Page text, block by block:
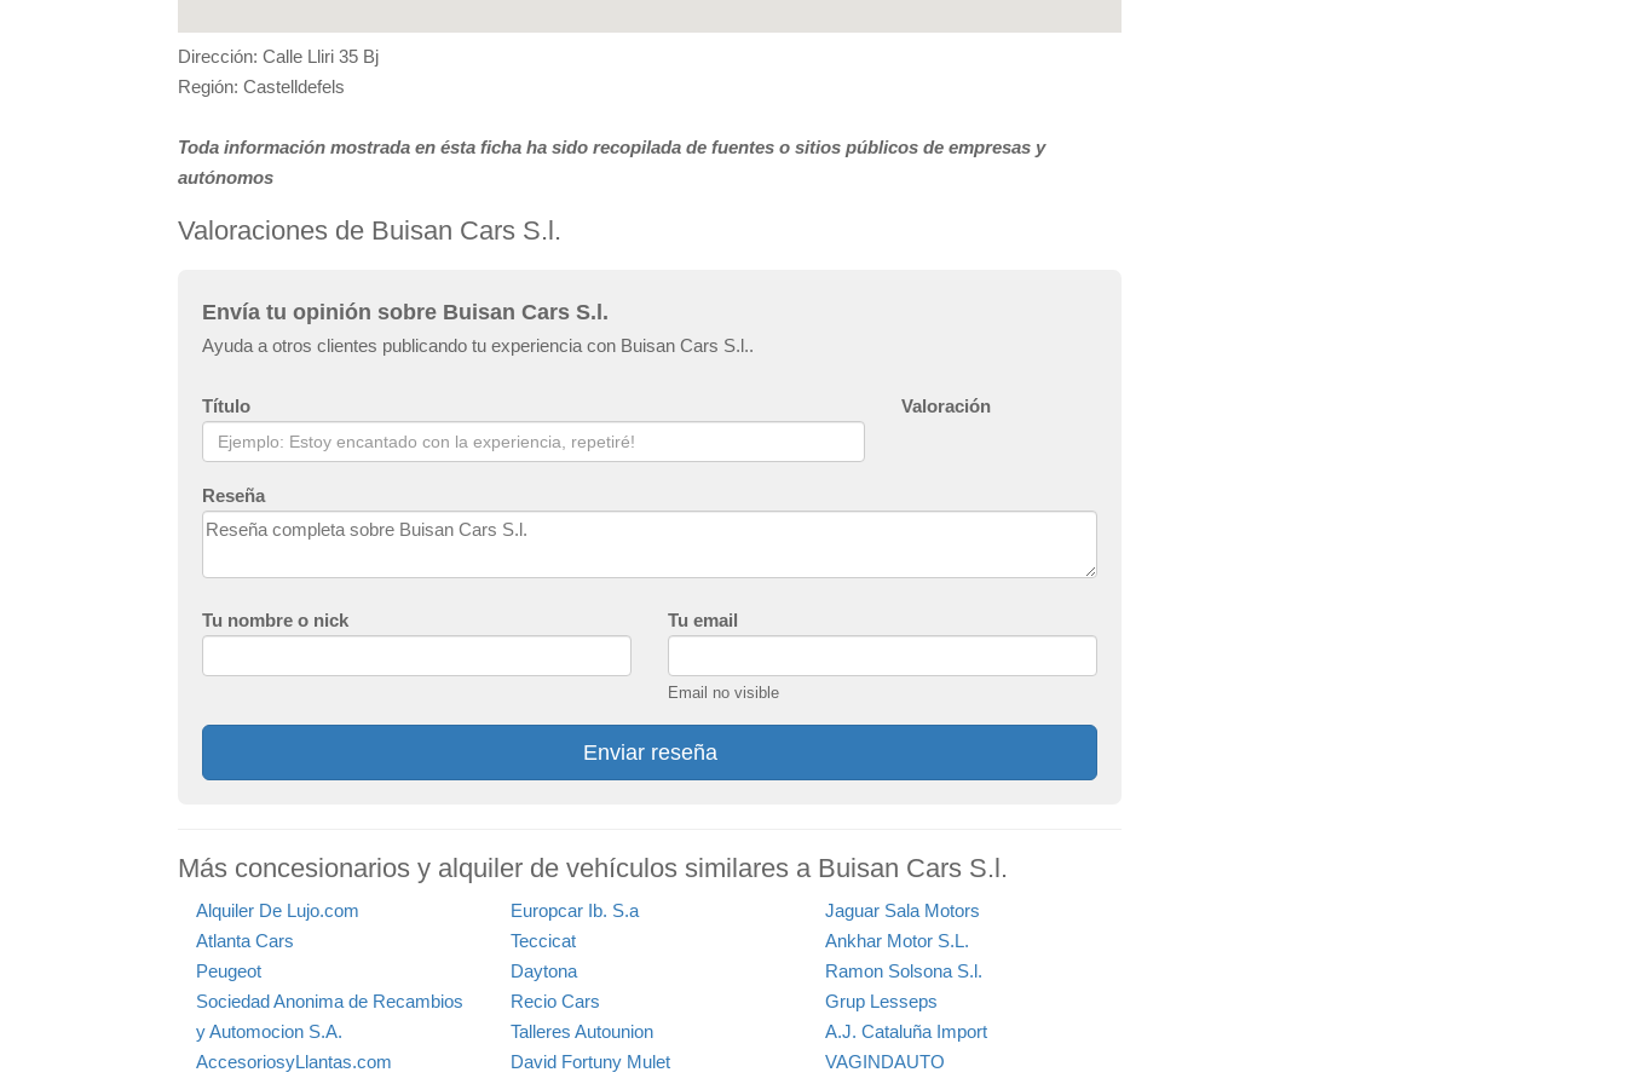
Dirección: Calle Lliri 35 Bj
Región: Castelldefels
Toda información mostrada en ésta ficha ha sido recopilada de fuentes o sitios públicos de empresas y
autónomos
Valoraciones de Buisan Cars S.l.
Envía tu opinión sobre Buisan Cars S.l.
Ayuda a otros clientes publicando tu experiencia con Buisan Cars S.l..
Título Valoración
Reseña
Tu nombre o nick Tu email
Email no visible
Enviar reseña
Más concesionarios y alquiler de vehículos similares a Buisan Cars S.l.
Alquiler De Lujo.com Europcar Ib. S.a
Jaguar Sala Motors
Atlanta Cars
Teccicat
Ankhar Motor S.L.
Peugeot
Daytona
Ramon Solsona S.l.
Sociedad Anonima de Recambios
y Automocion S.A.
Recio Cars
Grup Lesseps
Talleres Autounion
A.J. Cataluña Import
AccesoriosyLlantas.com
David Fortuny Mulet
VAGINDAUTO